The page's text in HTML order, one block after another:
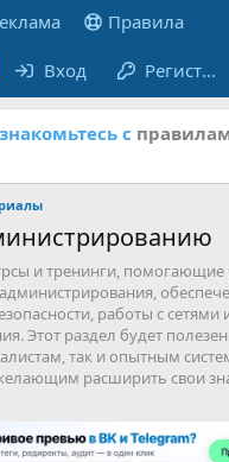
Правила
Вход Регистрация
с
и тренинги, помогающие
работы с сетями
Этот раздел будет
так и опытным
расширить свои